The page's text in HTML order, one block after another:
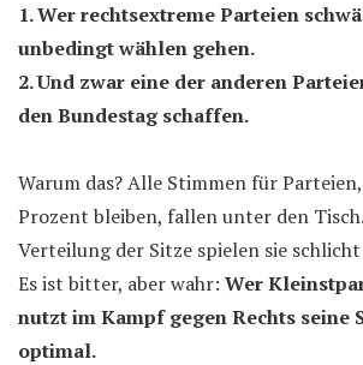
1. Wer rechtsextreme Parteien
unbedingt wählen gehen.
2. Und zwar eine der anderen
den Bundestag schaffen.
Warum das? Alle Stimmen für
Prozent bleiben, fallen unter den
Verteilung der Sitze spielen sie
Es ist bitter, aber wahr: Wer
nutzt im Kampf gegen Rechts seine
optimal.